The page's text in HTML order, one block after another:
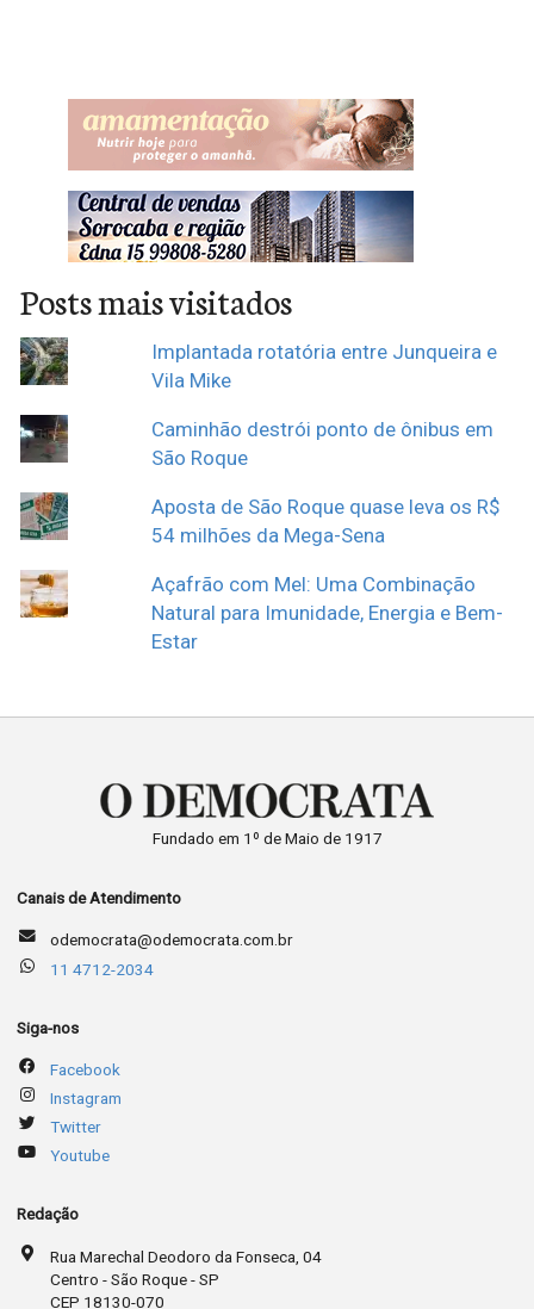
Posts mais visitados
Implantada rotatória entre Junqueira e
Vila Mike
Caminhão destrói ponto de ônibus em
São Roque
Aposta de São Roque quase leva os R$
54 milhões da Mega-Sena
Açafrão com Mel: Uma Combinação
Natural para Imunidade, Energia e Bem-
Estar
Fundado em 1º de Maio de 1917
Canais de Atendimento
odemocrata@odemocrata.com.br
11 4712-2034
Siga-nos
Facebook
Instagram
Twitter
Youtube
Redação
Rua Marechal Deodoro da Fonseca, 04
Centro - São Roque - SP
CEP 18130-070